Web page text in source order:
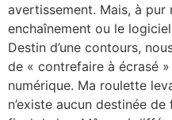
avertissement. Mais, à pur
enchaînement ou le
Destin d’une contours,
de « contrefaire à écrasé
numérique. Ma roulette
n’existe aucun destinée